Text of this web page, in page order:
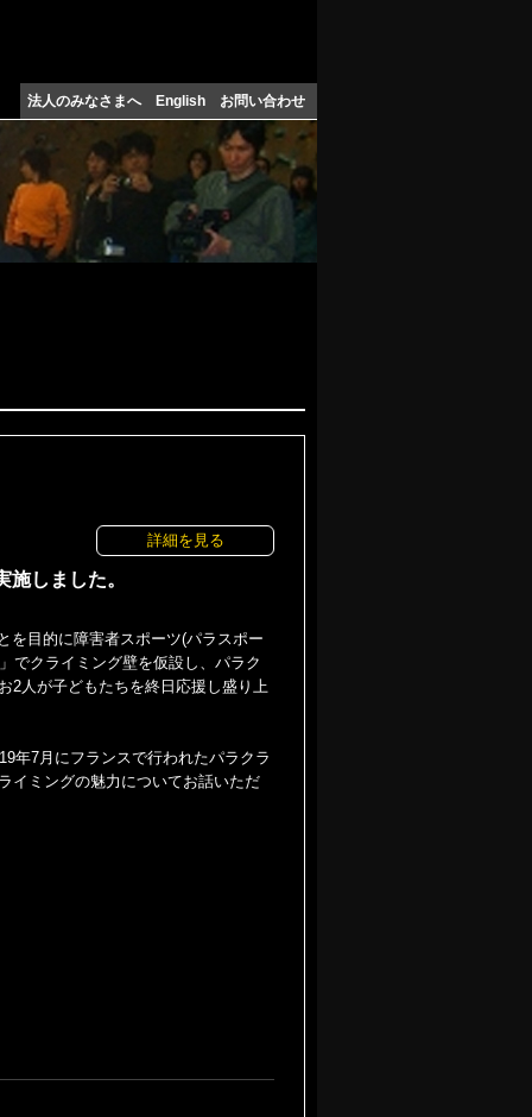
法人のみなさまへ English お問い合わせ
詳細を見る
しました。
を目的に障害者スポーツ(パラスポー
でクライミング壁を仮設し、パラク
2人が子どもたちを終日応援し盛り上
年7月にフランスで行われたパラクラ
イミングの魅力についてお話いただ